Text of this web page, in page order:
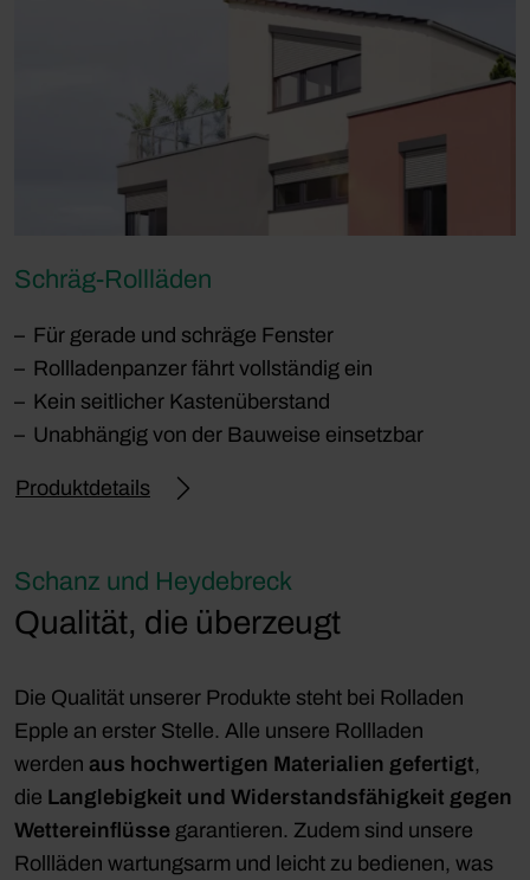
Schräg-Rollläden
Für gerade und schräge Fenster
Rollladenpanzer fährt vollständig ein
Kein seitlicher Kastenüberstand
Unabhängig von der Bauweise einsetzbar
Produktdetails
Schanz und Heydebreck
Qualität, die überzeugt
Die Qualität unserer Produkte steht bei Rolladen
Epple an erster Stelle. Alle unsere Rollladen
werden aus hochwertigen Materialien gefertigt,
die Langlebigkeit und Widerstandsfähigkeit gegen
Wettereinflüsse garantieren. Zudem sind unsere
Rollläden wartungsarm und leicht zu bedienen, was